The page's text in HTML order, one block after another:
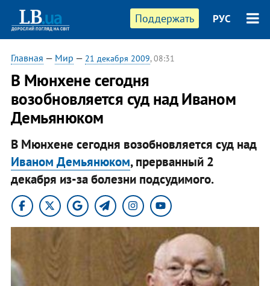
Поддержать РУС
Главная — Мир — 21 декабря 2009, 08:31
В Мюнхене сегодня
возобновляется суд над Иваном
Демьянюком
В Мюнхене сегодня возобновляется суд над
Иваном Демьянюком, прерванный 2
декабря из-за болезни подсудимого.